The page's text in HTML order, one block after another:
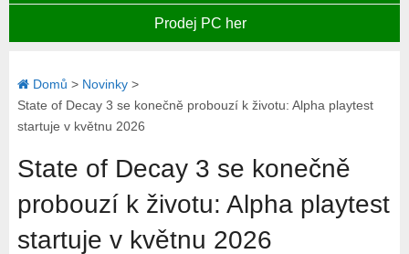
Prodej PC her
Domů > Novinky>
State of Decay 3 se konečně probouzí k životu: Alpha playtest
startuje v květnu 2026
State of Decay 3 se konečně
probouzí k životu: Alpha playtest
startuje v květnu 2026